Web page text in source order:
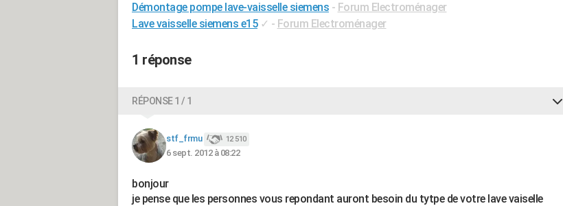
Démontage pompe lave-vaisselle siemens - Forum Electroménager
Lave vaisselle siemens e15 ✓ - Forum Electroménager
1 réponse
RÉPONSE 1 / 1
stf_frmu 12 510
6 sept. 2012 à 08:22
bonjour
je pense que les personnes vous repondant auront besoin du tytpe de votre lave vaiselle